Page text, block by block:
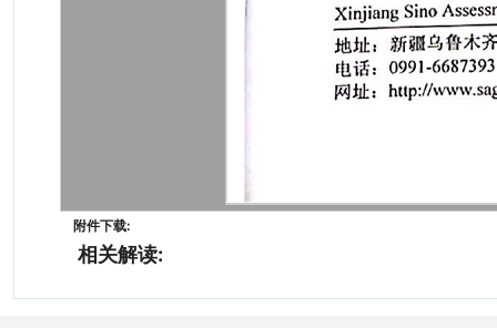
附件下载:
相关解读: